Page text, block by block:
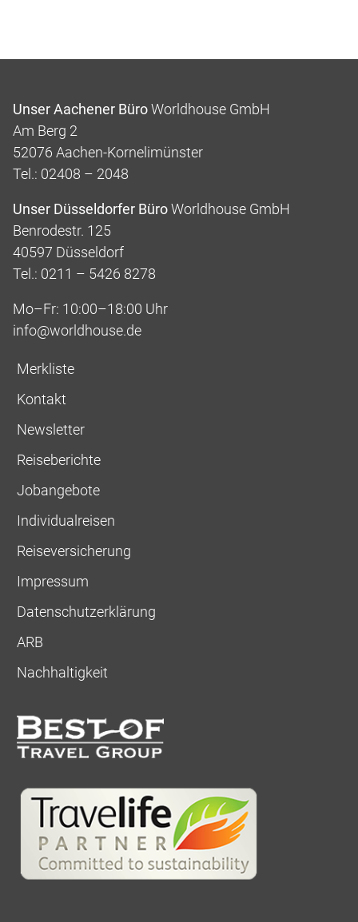
Unser Aachener BüroWorldhouse GmbH
Am Berg 2
52076 Aachen-Kornelimünster
Tel.: 02408 – 2048
Unser Düsseldorfer BüroWorldhouse GmbH
Benrodestr. 125
40597 Düsseldorf
Tel.: 0211 – 5426 8278
Mo–Fr: 10:00–18:00 Uhr
info@worldhouse.de
Merkliste
Kontakt
Newsletter
Reiseberichte
Jobangebote
Individualreisen
Reiseversicherung
Impressum
Datenschutzerklärung
ARB
Nachhaltigkeit